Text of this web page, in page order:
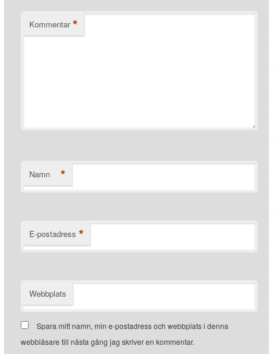
Kommentar *
Namn *
E-postadress *
Webbplats
Spara mitt namn, min e-postadress och webbplats i denna
webbläsare till nästa gång jag skriver en kommentar.